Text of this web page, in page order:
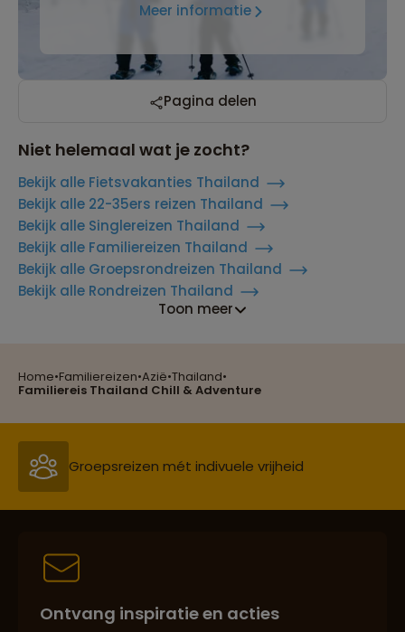
Home•Familiereizen•Azië•Thailand•
Familiereis Thailand Chill & Adventure
Meer informatie
Pagina delen
Niet helemaal wat je zocht?
Bekijk alle Fietsvakanties Thailand
Bekijk alle 22-35ers reizen Thailand
Bekijk alle Singlereizen Thailand
Bekijk alle Familiereizen Thailand
Bekijk alle Groepsrondreizen Thailand
Bekijk alle Rondreizen Thailand
Toon meer
Reizen met oog voor mens, cultuur en milieu
Groepsreizen mét indivuele vrijheid
Persoonlijk en deskundig reisadvies
Ontvang inspiratie en acties